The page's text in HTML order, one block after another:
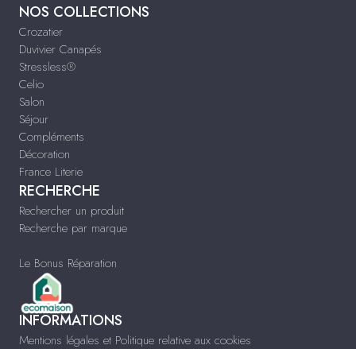
NOS COLLECTIONS
Crozatier
Duvivier Canapés
Stressless®
Celio
Salon
Séjour
Compléments
Décoration
France Literie
RECHERCHE
Rechercher un produit
Recherche par marque
Le Bonus Réparation
INFORMATIONS
Mentions légales et Politique relative aux cookies